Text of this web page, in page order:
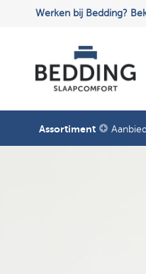
Werken bij Bedding?
Assortiment